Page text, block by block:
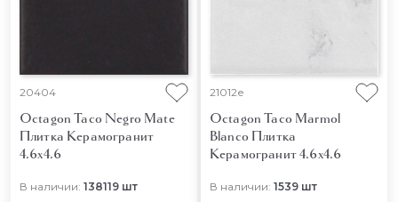
20404
Octagon Taco Negro Mate
Плитка Керамогранит
4.6x4.6
В наличии: 138119 шт
21012e
Octagon Taco Marmol
Blanco Плитка
Керамогранит 4.6x4.6
В наличии: 1539 шт